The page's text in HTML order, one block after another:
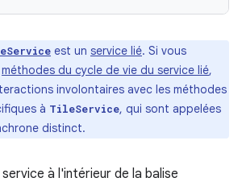
est un service lié. Si vous
méthodes du cycle de vie du service lié,
involontaires avec les méthodes
à TileService, qui sont appelées
distinct.
à l'intérieur de la balise